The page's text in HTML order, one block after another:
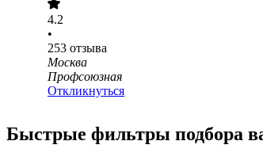
4.2
•
253 отзыва
Москва
Профсоюзная
Откликнуться
Быстрые фильтры подбора